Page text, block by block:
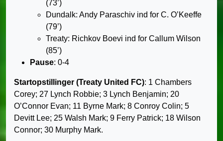
(73’)
Dundalk: Andy Paraschiv ind for C. O’Keeffe
(79’)
Treaty: Richkov Boevi ind for Callum Wilson
(85’)
Pause: 0-4
Startopstillinger (Treaty United FC): 1 Chambers
Corey; 27 Lynch Robbie; 3 Lynch Benjamin; 20
O’Connor Evan; 11 Byrne Mark; 8 Conroy Colin; 5
Devitt Lee; 25 Walsh Mark; 9 Ferry Patrick; 18 Wilson
Connor; 30 Murphy Mark.